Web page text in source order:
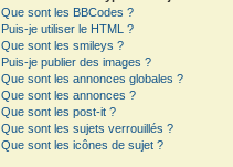
Que sont les BBCodes ?
Puis-je utiliser le HTML ?
Que sont les smileys ?
Puis-je publier des images ?
Que sont les annonces globales ?
Que sont les annonces ?
Que sont les post-it ?
Que sont les sujets verrouillés ?
Que sont les icônes de sujet ?